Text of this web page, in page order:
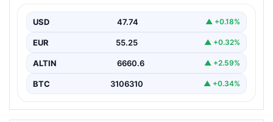
dönüm noktası olan yeni çerçeve yasa, Türkiye Büyük…
USD 47.74 ▲ +0.18%
EUR 55.25 ▲ +0.32%
ALTIN 6660.6 ▲ +2.59%
BTC 3106310 ▲ +0.34%